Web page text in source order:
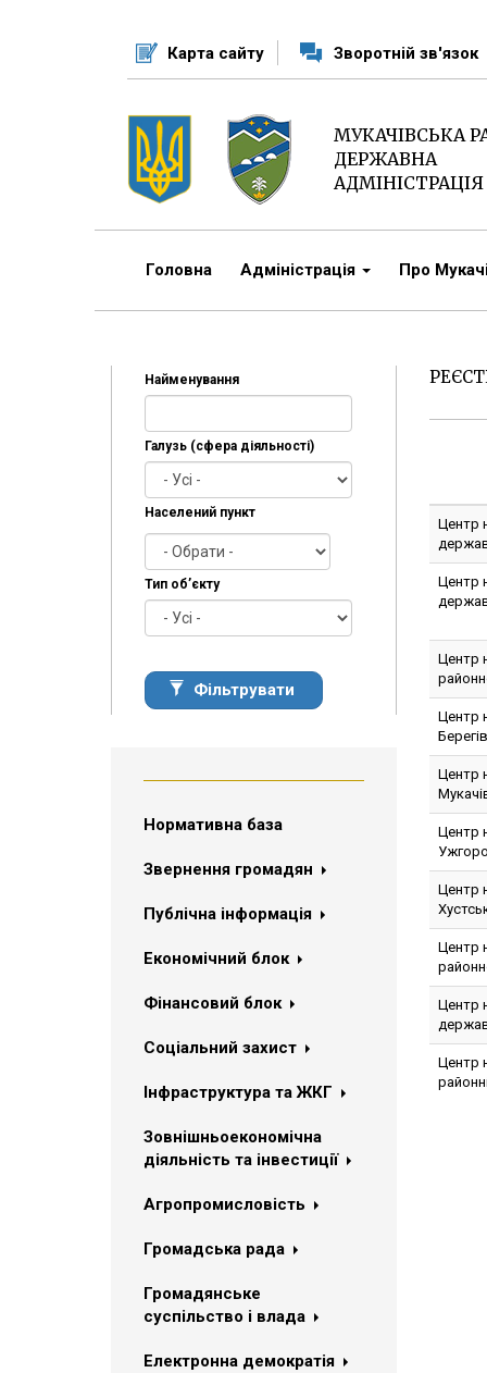
Карта сайту Зворотній зв'язок
МУКАЧІВСЬКА
ДЕРЖАВНА
АДМІНІСТРАЦІЯ
Головна Адміністрація Про
Найменування
Галузь (сфера діяльності)
Населений пункт
Тип об’єкту
Фільтрувати
Нормативна база
Звернення громадян
Публічна інформація
Економічний блок
Фінансовий блок
Соціальний захист
Інфраструктура та ЖКГ
Зовнішньоекономічна
діяльність та інвестиції
Агропромисловість
Громадська рада
Громадянське
суспільство і влада
Електронна демократія
Центр
Центр
Центр
Центр
Центр
Центр
Центр
Центр
Центр
Центр